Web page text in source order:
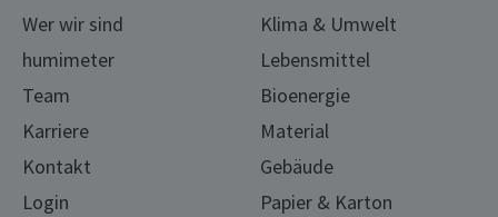
Wer wir sind
humimeter
Team
Karriere
Kontakt
Login
Klima & Umwelt
Lebensmittel
Bioenergie
Material
Gebäude
Papier & Karton